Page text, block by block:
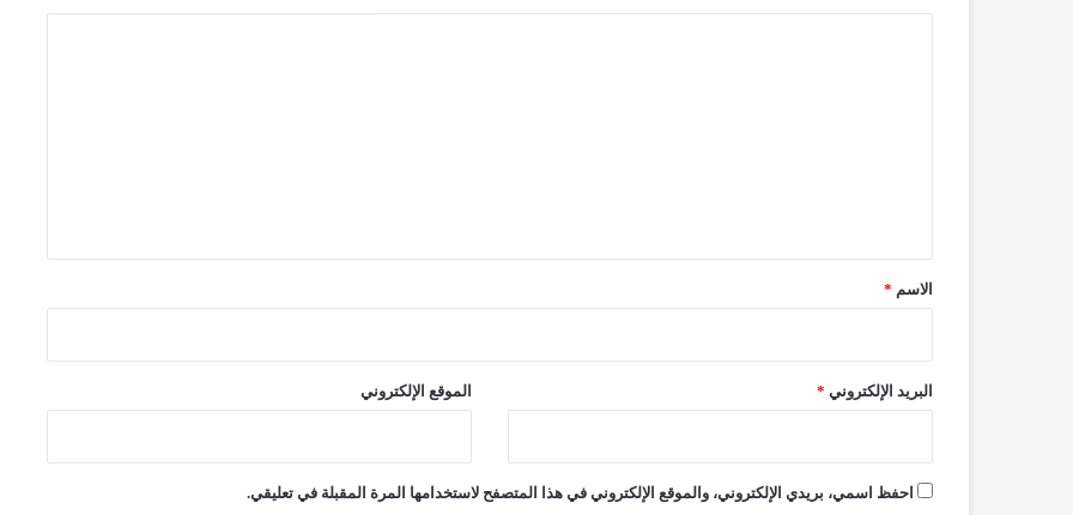
*الاسم *
البريد الإلكتروني * الموقع الإلكتروني
احفظ اسمي، بريدي الإلكتروني، والموقع الإلكتروني في هذا المتصفح لاستخدامها المرة المقبلة في تعليقي.